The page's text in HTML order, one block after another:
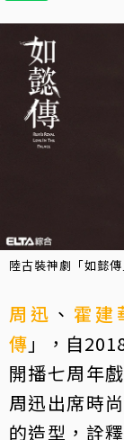
陸古裝神劇「如懿
周迅 、 霍建
傳 」，自
開播七周年
周迅出席時
的造型，詮